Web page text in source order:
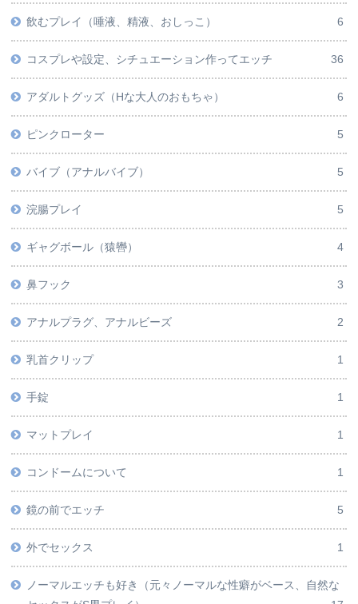
飲むプレイ（唾液、精液、おしっこ） 6
コスプレや設定、シチュエーション作ってエッチ 36
アダルトグッズ（Hな大人のおもちゃ） 6
ピンクローター 5
バイブ（アナルバイブ） 5
浣腸プレイ 5
ギャグボール（猿轡） 4
鼻フック 3
アナルプラグ、アナルビーズ 2
乳首クリップ 1
手錠 1
マットプレイ 1
コンドームについて 1
鏡の前でエッチ 5
外でセックス 1
ノーマルエッチも好き（元々ノーマルな性癖がベース、自然な